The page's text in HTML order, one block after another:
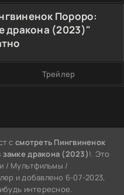
Пороро:
дракона (2023)"
Трейлер
ссмотреть Пингвиненок
дракона (2023)!. Это
/ Мультфильмы /
и добавлено 6-07-2023,
интересное.